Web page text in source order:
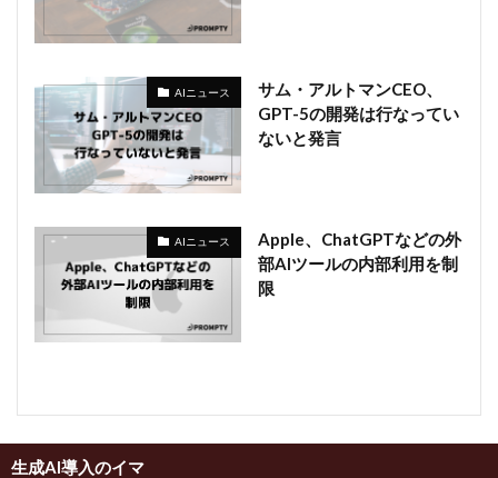
AIニュース
サム・アルトマンCEO、
GPT-5の開発は行なってい
ないと発言
AIニュース
Apple、ChatGPTなどの外
部AIツールの内部利用を制
限
生成AI導入のイマ